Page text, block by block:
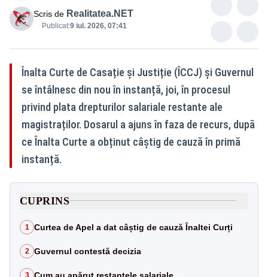
Scris de Realitatea.NET
Publicat:9 iul. 2026, 07:41
Înalta Curte de Casație și Justiție (ÎCCJ) și Guvernul
se întâlnesc din nou în instanță, joi, în procesul
privind plata drepturilor salariale restante ale
magistraților. Dosarul a ajuns în faza de recurs, după
ce Înalta Curte a obținut câștig de cauză în primă
instanță.
CUPRINS
1 Curtea de Apel a dat câștig de cauză Înaltei Curți
2 Guvernul contestă decizia
3 Cum au apărut restanțele salariale